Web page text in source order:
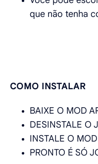
que não tenha
COMO INSTALAR
BAIXE O MOD
DESINSTALE O
INSTALE O
PRONTO É SÓ